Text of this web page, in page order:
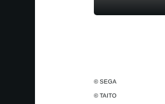
© SEGA
© TAITO